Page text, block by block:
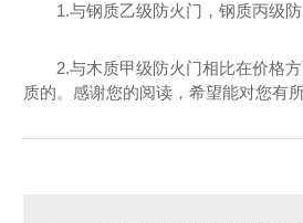
1.与钢质乙级防火门，钢质丙级
2.与木质甲级防火门相比在价格
质的。 感谢您的阅读，希望能对您有